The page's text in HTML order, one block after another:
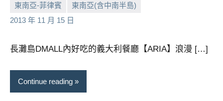
節
目
持、
哥
泰
東南亞-菲律賓
東南亞(含中南半島)
2013 年 11 月 15 日
小
No
長灘島DMALL內好吃的義大利餐廳【ARIA】浪漫 […]
Continue reading